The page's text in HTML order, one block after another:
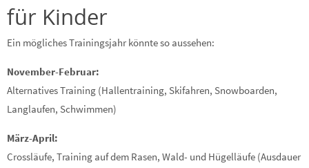
für Kinder
Ein mögliches Trainingsjahr könnte so aussehen:
November-Februar:
Alternatives Training (Hallentraining, Skifahren, Snowboarden,
Langlaufen, Schwimmen)
März-April:
Crossläufe, Training auf dem Rasen, Wald- und Hügelläufe (Ausdauer